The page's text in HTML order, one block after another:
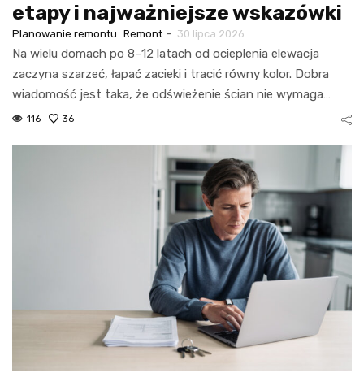
etapy i najważniejsze wskazówki
Planowanie remontu Remont - 30 lipca 2026
Na wielu domach po 8–12 latach od ocieplenia elewacja
zaczyna szarzeć, łapać zacieki i tracić równy kolor. Dobra
wiadomość jest taka, że odświeżenie ścian nie wymaga…
116 36